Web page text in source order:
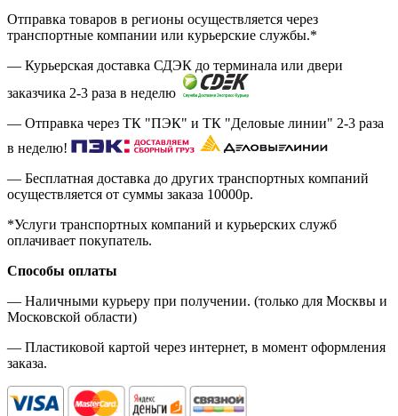
Отправка товаров в регионы осуществляется через
транспортные компании или курьерские службы.*
— Курьерская доставка СДЭК до терминала или двери
заказчика 2-3 раза в неделю
— Отправка через ТК "ПЭК" и ТК "Деловые линии" 2-3 раза
в неделю!
— Бесплатная доставка до других транспортных компаний
осуществляется от суммы заказа 10000р.
*Услуги транспортных компаний и курьерских служб
оплачивает покупатель.
Способы оплаты
— Наличными курьеру при получении. (только для Москвы и
Московской области)
— Пластиковой картой через интернет, в момент оформления
заказа.